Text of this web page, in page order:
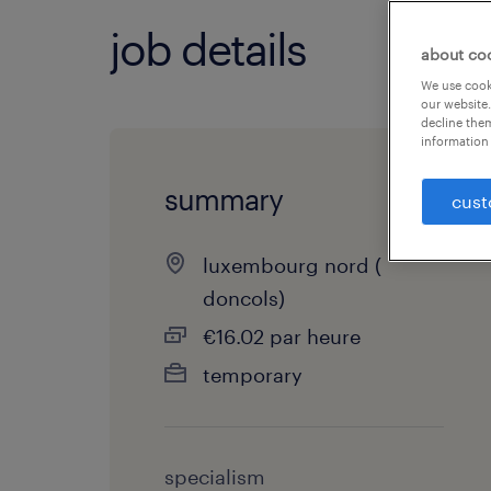
job details
summary
luxembourg nord (
doncols)
€16.02 par heure
temporary
specialism
about
We use
our
decline
information